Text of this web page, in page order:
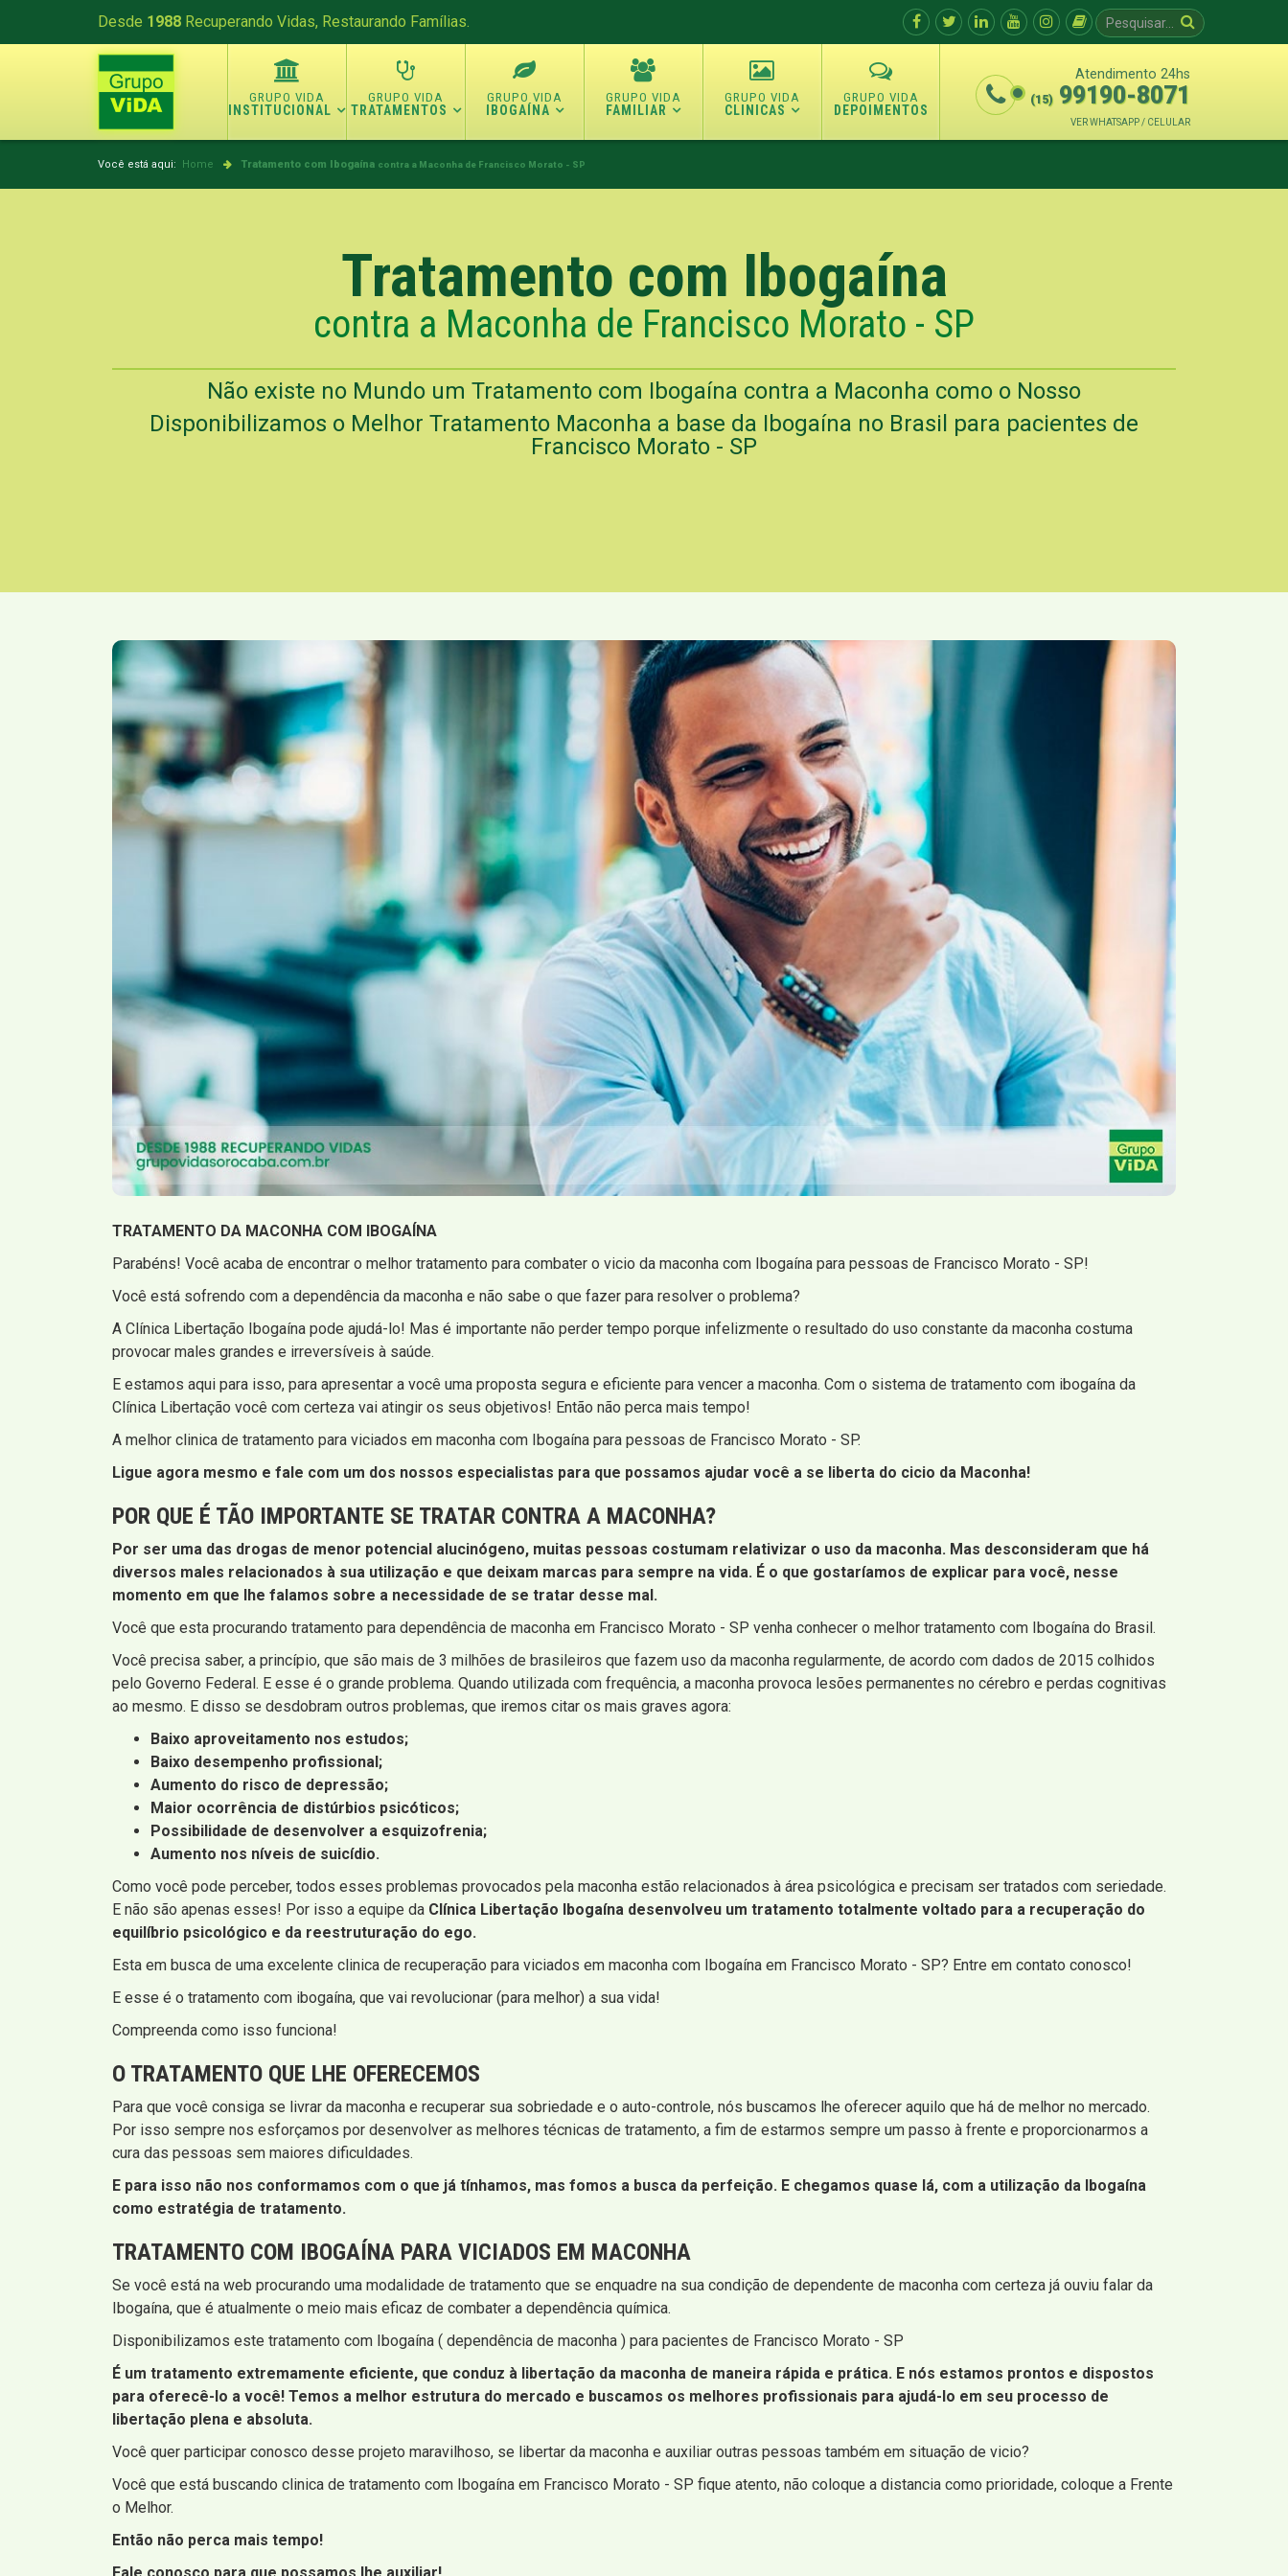
Desde 1988 Recuperando Vidas, Restaurando Famílias.
INSTITUCIONAL TRATAMENTOS IBOGAÍNA FAMILIAR CLINICAS DEPOIMENTOS
Atendimento 24hs
(15) 99190-8071
VER WHATSAPP / CELULAR
Você está aqui: Home Tratamento com Ibogaína contra a Maconha de Francisco Morato - SP
Tratamento com Ibogaína
contra a Maconha de Francisco Morato - SP
Não existe no Mundo um Tratamento com Ibogaína contra a Maconha como o Nosso
Disponibilizamos o Melhor Tratamento Maconha a base da Ibogaína no Brasil para pacientes de
Francisco Morato - SP
TRATAMENTO DA MACONHA COM IBOGAÍNA
Parabéns! Você acaba de encontrar o melhor tratamento para combater o vicio da maconha com Ibogaína para pessoas de Francisco Morato - SP!
Você está sofrendo com a dependência da maconha e não sabe o que fazer para resolver o problema?
A Clínica Libertação Ibogaína pode ajudá-lo! Mas é importante não perder tempo porque infelizmente o resultado do uso constante da maconha costuma
provocar males grandes e irreversíveis à saúde.
E estamos aqui para isso, para apresentar a você uma proposta segura e eficiente para vencer a maconha. Com o sistema de tratamento com ibogaína da
Clínica Libertação você com certeza vai atingir os seus objetivos! Então não perca mais tempo!
A melhor clinica de tratamento para viciados em maconha com Ibogaína para pessoas de Francisco Morato - SP.
Ligue agora mesmo e fale com um dos nossos especialistas para que possamos ajudar você a se liberta do cicio da Maconha!
POR QUE É TÃO IMPORTANTE SE TRATAR CONTRA A MACONHA?
Por ser uma das drogas de menor potencial alucinógeno, muitas pessoas costumam relativizar o uso da maconha. Mas desconsideram que há
diversos males relacionados à sua utilização e que deixam marcas para sempre na vida. É o que gostaríamos de explicar para você, nesse
momento em que lhe falamos sobre a necessidade de se tratar desse mal.
Você que esta procurando tratamento para dependência de maconha em Francisco Morato - SP venha conhecer o melhor tratamento com Ibogaína do Brasil.
Você precisa saber, a princípio, que são mais de 3 milhões de brasileiros que fazem uso da maconha regularmente, de acordo com dados de 2015 colhidos
pelo Governo Federal. E esse é o grande problema. Quando utilizada com frequência, a maconha provoca lesões permanentes no cérebro e perdas cognitivas
ao mesmo. E disso se desdobram outros problemas, que iremos citar os mais graves agora:
Baixo aproveitamento nos estudos;
Baixo desempenho profissional;
Aumento do risco de depressão;
Maior ocorrência de distúrbios psicóticos;
Possibilidade de desenvolver a esquizofrenia;
Aumento nos níveis de suicídio.
Como você pode perceber, todos esses problemas provocados pela maconha estão relacionados à área psicológica e precisam ser tratados com seriedade.
E não são apenas esses! Por isso a equipe da Clínica Libertação Ibogaína desenvolveu um tratamento totalmente voltado para a recuperação do
equilíbrio psicológico e da reestruturação do ego.
Esta em busca de uma excelente clinica de recuperação para viciados em maconha com Ibogaína em Francisco Morato - SP? Entre em contato conosco!
E esse é o tratamento com ibogaína, que vai revolucionar (para melhor) a sua vida!
Compreenda como isso funciona!
O TRATAMENTO QUE LHE OFERECEMOS
Para que você consiga se livrar da maconha e recuperar sua sobriedade e o auto-controle, nós buscamos lhe oferecer aquilo que há de melhor no mercado.
Por isso sempre nos esforçamos por desenvolver as melhores técnicas de tratamento, a fim de estarmos sempre um passo à frente e proporcionarmos a
cura das pessoas sem maiores dificuldades.
E para isso não nos conformamos com o que já tínhamos, mas fomos a busca da perfeição. E chegamos quase lá, com a utilização da Ibogaína
como estratégia de tratamento.
TRATAMENTO COM IBOGAÍNA PARA VICIADOS EM MACONHA
Se você está na web procurando uma modalidade de tratamento que se enquadre na sua condição de dependente de maconha com certeza já ouviu falar da
Ibogaína, que é atualmente o meio mais eficaz de combater a dependência química.
Disponibilizamos este tratamento com Ibogaína ( dependência de maconha ) para pacientes de Francisco Morato - SP
É um tratamento extremamente eficiente, que conduz à libertação da maconha de maneira rápida e prática. E nós estamos prontos e dispostos
para oferecê-lo a você! Temos a melhor estrutura do mercado e buscamos os melhores profissionais para ajudá-lo em seu processo de
libertação plena e absoluta.
Você quer participar conosco desse projeto maravilhoso, se libertar da maconha e auxiliar outras pessoas também em situação de vicio?
Você que está buscando clinica de tratamento com Ibogaína em Francisco Morato - SP fique atento, não coloque a distancia como prioridade, coloque a Frente
o Melhor.
Então não perca mais tempo!